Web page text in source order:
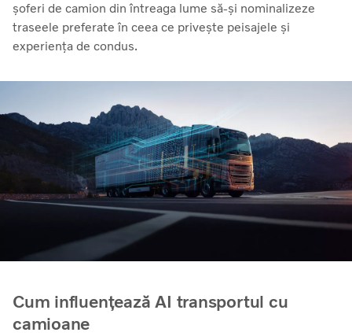
șoferi de camion din întreaga lume să-și nominalizeze
traseele preferate în ceea ce privește peisajele și
experiența de condus.
Cum influențează AI transportul cu
camioane